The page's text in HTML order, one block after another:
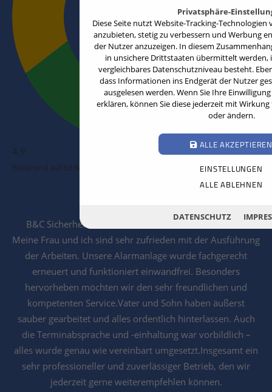
Privatsphäre-
Diese Seite nutzt Website-Tracking-
anzubieten, stetig zu verbessern und Werbung
der Nutzer anzuzeigen. In diesem
in unsichere Drittstaaten übermittelt werden,
vergleichbares Datenschutzniveau besteht.
dass Informationen ins Endgerät der Nutzer
ausgelesen werden. Wenn Sie Ihre
erklären, können Sie diese jederzeit mit
oder ändern.
ALLE
EINSTELLUNGEN
ALLE ABLEHNEN
DATENSCHUTZ
4.9
Basierend auf 63 Bewertungen
B&C Sicherheitstechnik ist ein klasse Unternehmen!!!
Meine Frau und ich sind sehr zufrieden mit der Ausführung
der Arbeiten. Unsere Alarmanlage wurde fachgerecht
erneuert und funktioniert einwandfrei. Besonders
hervorheben möchten wir den sehr freundlichen und
kompetenten Service.Vater und Sohn haben äußerst
sauber gearbeitet und alles ordentlich hinterlassen. Auch
die Terminabsprache und -einhaltung war vorbildlich –
alles wurde genau wie vereinbart umgesetzt.Insgesamt ein
sehr professioneller und zuverlässiger Betrieb, den wir
jederzeit gerne weiterempfehlen können.